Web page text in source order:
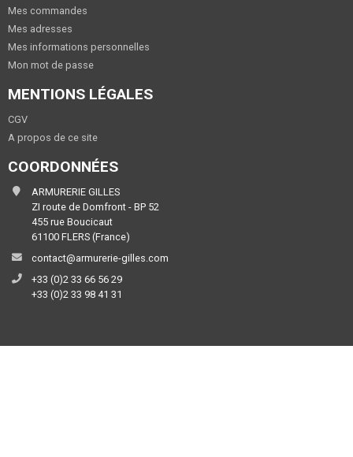
Mes commandes
Mes adresses
Mes informations personnelles
Mon mot de passe
MENTIONS LÉGALES
CGV
A propos de ce site
COORDONNÉES
ARMURERIE GILLES
ZI route de Domfront - BP 52
455 rue Boucicaut
61100 FLERS (France)
contact@armurerie-gilles.com
+33 (0)2 33 66 56 29
+33 (0)2 33 98 41 31